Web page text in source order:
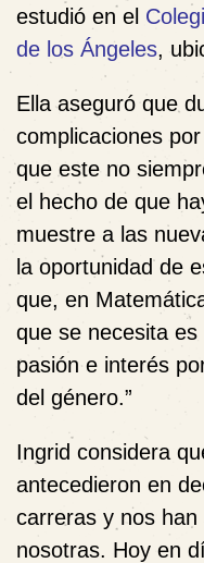
estudió en el
de los Ángeles,
Ella aseguró que
complicaciones
que este no
el hecho de que
muestre a las
la oportunidad de
que, en
que se necesita
pasión e interés
del género.”
Ingrid considera
antecedieron en
carreras y nos
nosotras. Hoy en